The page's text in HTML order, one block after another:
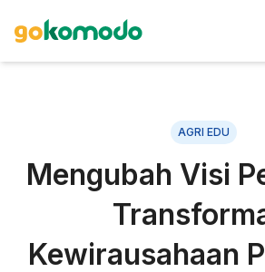
AGRI EDU
Mengubah Visi
Kewirausahaan